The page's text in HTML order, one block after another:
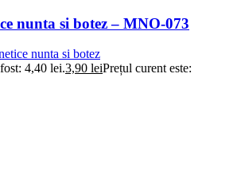
nunta si botez – MNO-073
nunta si botez
4,40 lei.3,90 leiPrețul curent este: